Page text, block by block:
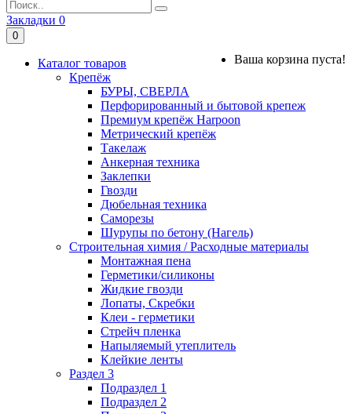
Закладки 0
0
Ваша корзина пуста!
Каталог товаров
Крепёж
БУРЫ, СВЕРЛА
Перфорированный и бытовой крепеж
Премиум крепёж Harpoon
Метрический крепёж
Такелаж
Анкерная техника
Заклепки
Гвозди
Дюбельная техника
Саморезы
Шурупы по бетону (Нагель)
Строительная химия / Расходные материалы
Монтажная пена
Герметики/силиконы
Жидкие гвозди
Лопаты, Скребки
Клеи - герметики
Стрейч пленка
Напыляемый утеплитель
Клейкие ленты
Раздел 3
Подраздел 1
Подраздел 2